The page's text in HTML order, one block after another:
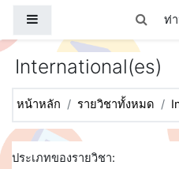
ท่
International(es)
หน้าหลัก รายวิชาทั้งหมด
ประเภทของรายวิชา: